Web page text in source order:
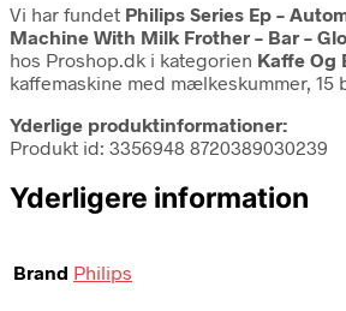
Vi har fundet Philips Series Ep –
Machine With Milk Frother – Bar –
hos Proshop.dk i kategorien Kaffe Og
kaffemaskine med mælkeskummer, 15
Yderlige produktinformationer:
Produkt id: 3356948 8720389030239
Yderligere information
Brand Philips